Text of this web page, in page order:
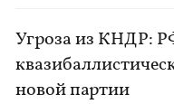
Угроза из КНДР:
новой партии